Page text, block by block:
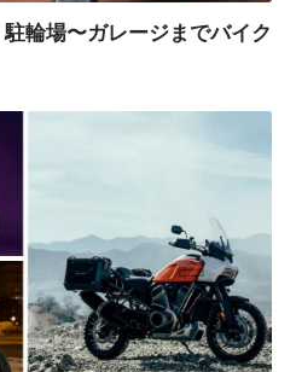
駐輪場〜ガレージまでバイク